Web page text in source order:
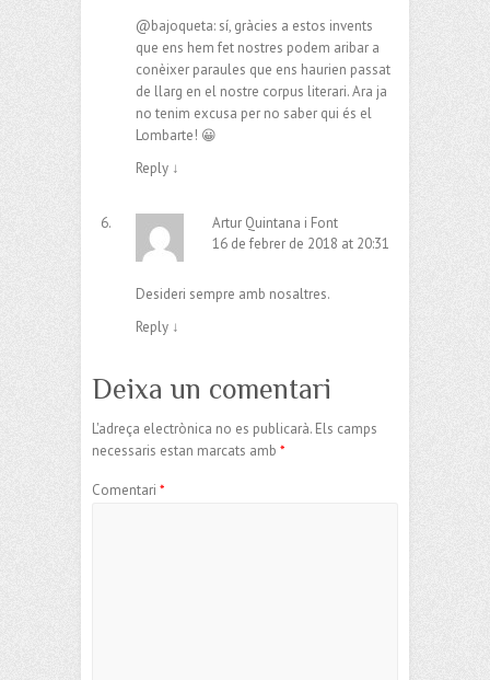
@bajoqueta: sí, gràcies a estos invents
que ens hem fet nostres podem aribar a
conèixer paraules que ens haurien passat
de llarg en el nostre corpus literari. Ara ja
no tenim excusa per no saber qui és el
Lombarte! 😀
Reply ↓
Artur Quintana i Font
16 de febrer de 2018 at 20:31
Desideri sempre amb nosaltres.
Reply ↓
Deixa un comentari
L'adreça electrònica no es publicarà. Els camps
necessaris estan marcats amb *
Comentari *